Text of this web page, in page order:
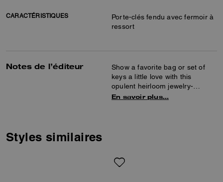
CARACTÉRISTIQUES
Porte-clés fendu avec fermoir à
ressort
Notes de l’éditeur
Show a favorite bag or set of
keys a little love with this
opulent heirloom jewelry-
inspired charm. Crafted of
En savoir plus…
Styles similaires